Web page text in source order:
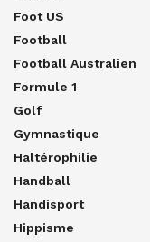
Foot US
Football
Football Australien
Formule 1
Golf
Gymnastique
Haltérophilie
Handball
Handisport
Hippisme